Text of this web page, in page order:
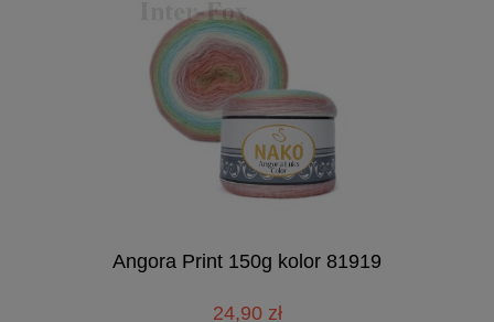
Angora Print 150g kolor 81919
24,90 zł